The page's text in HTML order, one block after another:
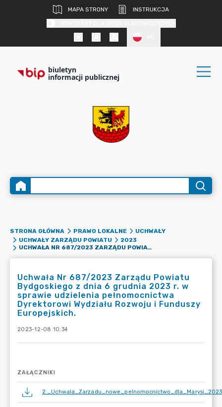
MAPA STRONY
INSTRUKCJA
biuletyn
informacji publicznej
STRONA GŁÓWNA PRAWO LOKALNE
UCHWAŁY
UCHWAŁY ZARZĄDU POWIATU
2023
UCHWAŁA NR 687/2023 ZARZĄDU POWIATU BYDGOSKIEGO Z DNIA 6 GRUDNIA 2023 R. W SPRAWIE UDZIELENIA PEŁNOMOCNICTWA DYREKTOROWI WYDZIAŁU ROZWOJU I FUNDUSZY EUROPEJSKICH.
Uchwała Nr 687/2023 Zarządu Powiatu
Bydgoskiego z dnia 6 grudnia 2023 r. w
sprawie udzielenia pełnomocnictwa
Dyrektorowi Wydziału Rozwoju i Funduszy
Europejskich.
2023-12-08 10:34
ZAŁĄCZNIKI